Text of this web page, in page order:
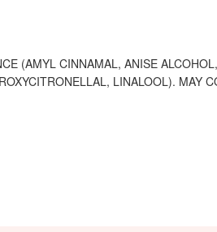
(AMYL CINNAMAL, ANISE
LINALOOL). MAY